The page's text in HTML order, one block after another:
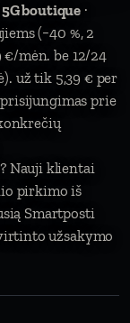
5G boutique ·
(−40 %, 2
€/mėn. be 12/24
už tik 5,39 € per
prie
Nauji klientai
pirkimo iš
Smartposti
užsakymo